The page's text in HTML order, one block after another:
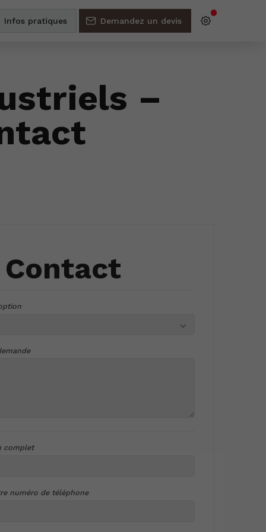
Infos pratiques Demandez un devis
–
complet
numéro de téléphone